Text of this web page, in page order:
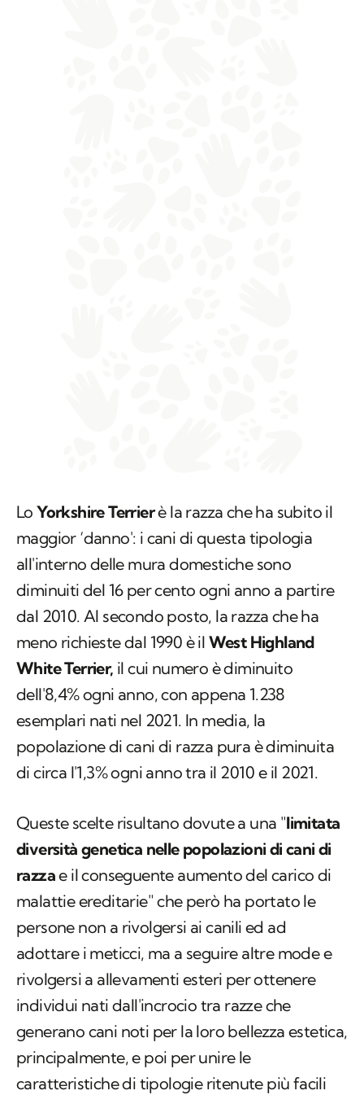
LoYorkshire Terrierè la razza che ha subito il
maggior ‘danno': i cani di questa tipologia
all'interno delle mura domestiche sono
diminuiti del 16 per cento ogni anno a partire
dal 2010. Al secondo posto, la razza che ha
meno richieste dal 1990 è il West Highland
White Terrier, il cui numero è diminuito
dell'8,4% ogni anno, con appena 1.238
esemplari nati nel 2021. In media, la
popolazione di cani di razza pura è diminuita
di circa l'1,3% ogni anno tra il 2010 e il 2021.
Queste scelte risultano dovute a una "limitata
diversità genetica nelle popolazioni di cani di
razzae il conseguente aumento del carico di
malattie ereditarie" che però ha portato le
persone non a rivolgersi ai canili ed ad
adottare i meticci, ma a seguire altre mode e
rivolgersi a allevamenti esteri per ottenere
individui nati dall'incrocio tra razze che
generano cani noti per la loro bellezza estetica,
principalmente, e poi per unire le
caratteristiche di tipologie ritenute più facili